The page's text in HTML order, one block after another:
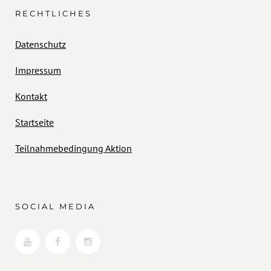
RECHTLICHES
Datenschutz
Impressum
Kontakt
Startseite
Teilnahmebedingung Aktion
SOCIAL MEDIA